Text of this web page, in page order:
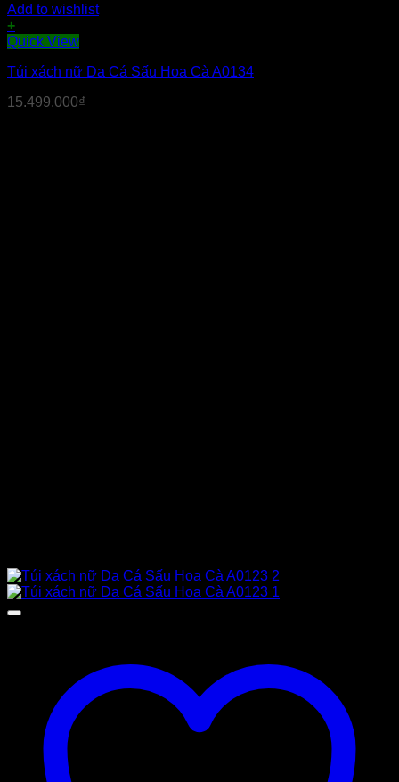
Add to wishlist
+
Quick View
Túi xách nữ Da Cá Sấu Hoa Cà A0134
15.499.000₫